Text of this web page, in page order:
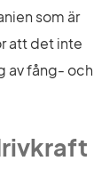
som är
att det inte
av fång- och